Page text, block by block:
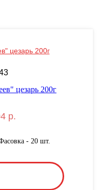
цезарь 200г
р.
- 20 шт.